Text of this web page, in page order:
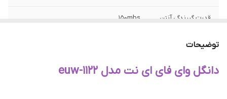
قدرت گیرندگی آنتن ۱۵۰mbs
توضیحات آنتن
توضیحات
دانگل وای فای ای نت مدل euw-1122